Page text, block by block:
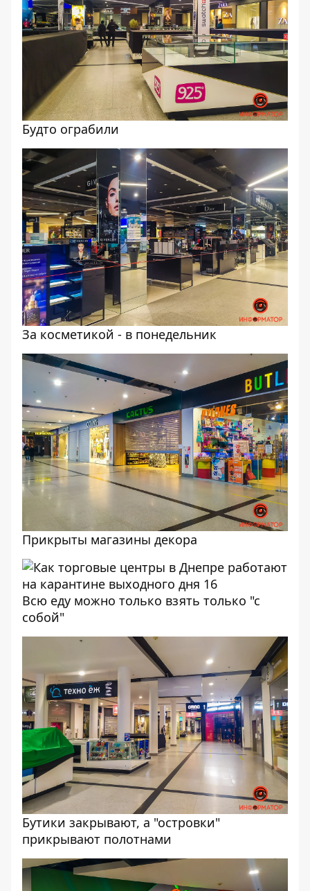
Будто ограбили
За косметикой - в понедельник
Прикрыты магазины декора
Всю еду можно только взять только "с
собой"
Бутики закрывают, а "островки"
прикрывают полотнами